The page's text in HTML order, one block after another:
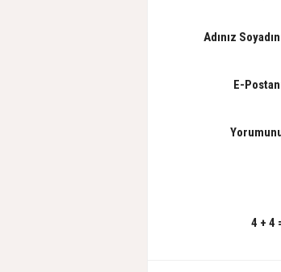
Adınız
E-
4 + 4